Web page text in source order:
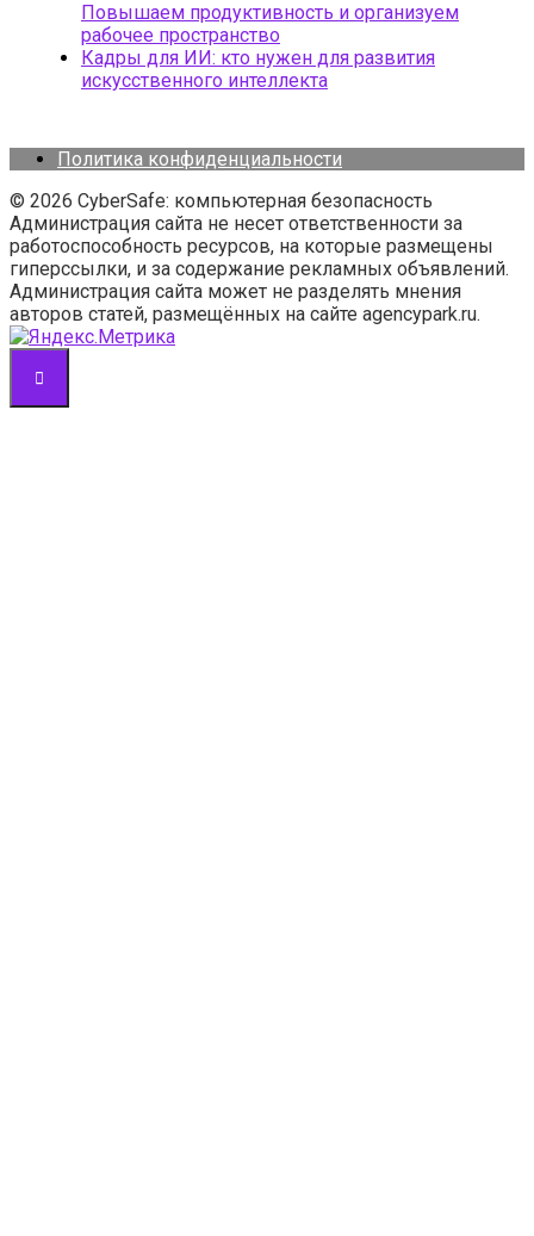
Повышаем продуктивность и организуем
рабочее пространство
Кадры для ИИ: кто нужен для развития
искусственного интеллекта
Политика конфиденциальности
© 2026 CyberSafe: компьютерная безопасность
Администрация сайта не несет ответственности за
работоспособность ресурсов, на которые размещены
гиперссылки, и за содержание рекламных объявлений.
Администрация сайта может не разделять мнения
авторов статей, размещённых на сайте agencypark.ru.